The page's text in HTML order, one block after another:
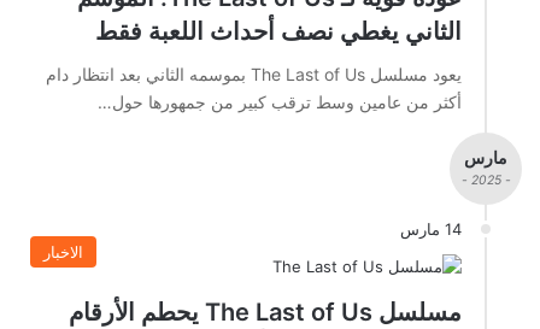
الثاني يغطي نصف أحداث اللعبة فقط
يعود مسلسل The Last of Us بموسمه الثاني بعد انتظار دام
أكثر من عامين وسط ترقب كبير من جمهورها حول…
مارس
- 2025 -
14 مارس
الاخبار
مسلسل The Last of Us يحطم الأرقام